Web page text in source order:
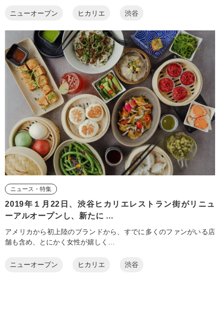
ニューオープン ヒカリエ 渋谷
ニュース・特集
2019年１月22日、渋谷ヒカリエレストラン街がリニュ
ーアルオープンし、新たに ...
アメリカから初上陸のブランドから、すでに多くのファンがいる店
舗も含め、とにかく女性が嬉しく…
ニューオープン ヒカリエ 渋谷